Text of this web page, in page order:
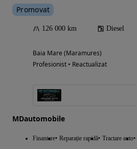
Promovat
126 000 km Diesel
Baia Mare (Maramures)
Profesionist • Reactualizat
MDautomobile
Finantare Reparație rapidă Tractare auto